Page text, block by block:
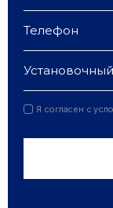
Я согласен с